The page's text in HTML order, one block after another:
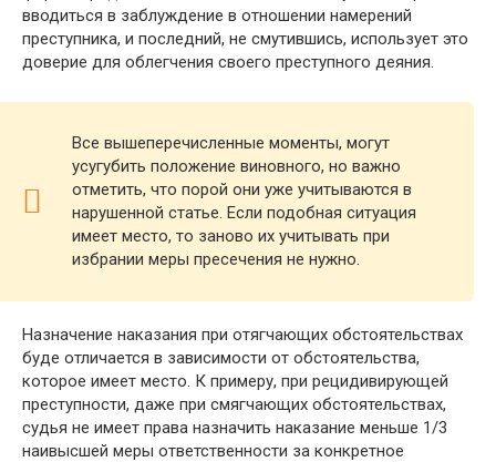
вводиться в заблуждение в отношении намерений
преступника, и последний, не смутившись, использует это
доверие для облегчения своего преступного деяния.
Все вышеперечисленные моменты, могут
усугубить положение виновного, но важно
отметить, что порой они уже учитываются в
нарушенной статье. Если подобная ситуация
имеет место, то заново их учитывать при
избрании меры пресечения не нужно.
Назначение наказания при отягчающих обстоятельствах
буде отличается в зависимости от обстоятельства,
которое имеет место. К примеру, при рецидивирующей
преступности, даже при смягчающих обстоятельствах,
судья не имеет права назначить наказание меньше 1/3
наивысшей меры ответственности за конкретное